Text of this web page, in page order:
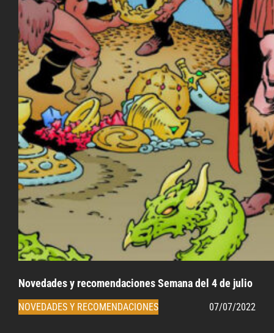
Novedades y recomendaciones Semana del 4 de julio
NOVEDADES Y RECOMENDACIONES 07/07/2022